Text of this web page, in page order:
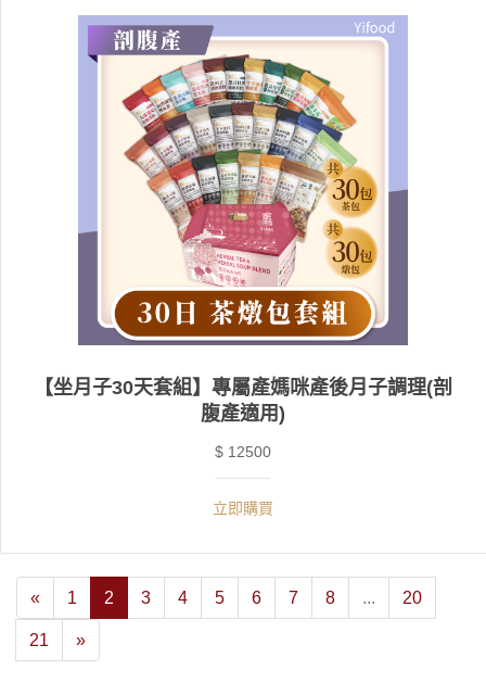
【坐月子30天套組】專屬產媽咪產後月子調理(剖
腹產適用)
$ 12500
立即購買
« 1 2 3 4 5 6 7 8 ... 20
21 »